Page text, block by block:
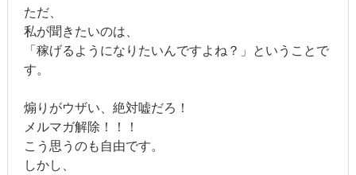
ただ、
私が聞きたいのは、
「稼げるようになりたいんですよね？」ということで
す。
煽りがウザい、絶対嘘だろ！
メルマガ解除！！！
こう思うのも自由です。
しかし、